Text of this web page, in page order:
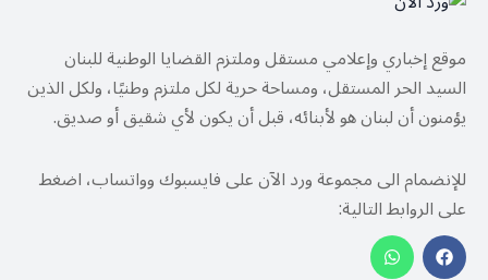
موقع إخباري وإعلامي مستقل وملتزم القضايا الوطنية للبنان
السيد الحر المستقل، ومساحة حرية لكل ملتزم وطنيًا، ولكل الذين
يؤمنون أن لبنان هو لأبنائه، قبل أن يكون لأي شقيق أو صديق.
للإنضمام الى مجموعة ورد الآن على فايسبوك وواتساب، اضغط
على الروابط التالية: